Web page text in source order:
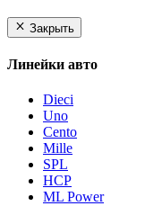
Закрыть
Линейки авто
Dieci
Uno
Cento
Mille
SPL
HCP
ML Power